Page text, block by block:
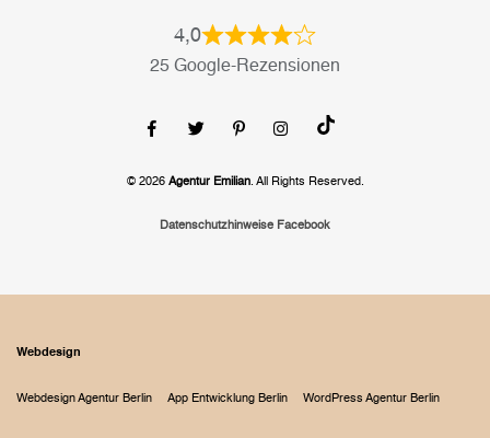
4,0
25 Google-Rezensionen
© 2026 Agentur Emilian. All Rights Reserved.
Datenschutzhinweise Facebook
Webdesign
Webdesign Agentur Berlin App Entwicklung Berlin WordPress Agentur Berlin